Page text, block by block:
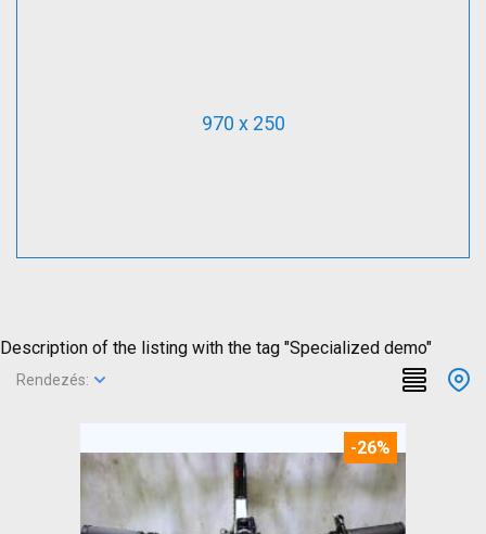
970 x 250
Description of the listing with the tag "Specialized demo"
Rendezés:
-26%